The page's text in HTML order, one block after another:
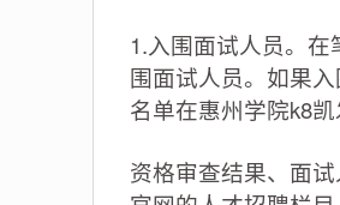
1.入围面试人员。
围面试人员。如果
名单在惠州学院k8
资格审查结果、面